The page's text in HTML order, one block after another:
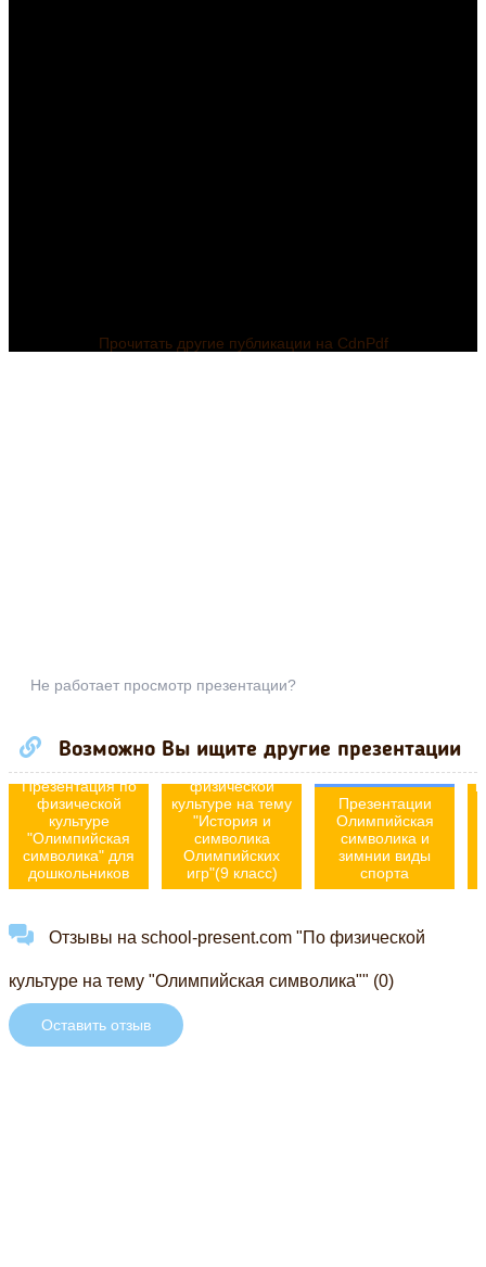
Прочитать другие публикации на CdnPdf
Не работает просмотр презентации?
Возможно Вы ищите другие презентации
Презентация по
физической
культуре
"Олимпийская
символика" для
дошкольников
Презентация по
физической
культуре на тему
"История и
символика
Олимпийских
игр"(9 класс)
Презентации
Олимпийская
символика и
зимнии виды
спорта
Отзывы на school-present.com "По физической
культуре на тему "Олимпийская символика"" (0)
Оставить отзыв